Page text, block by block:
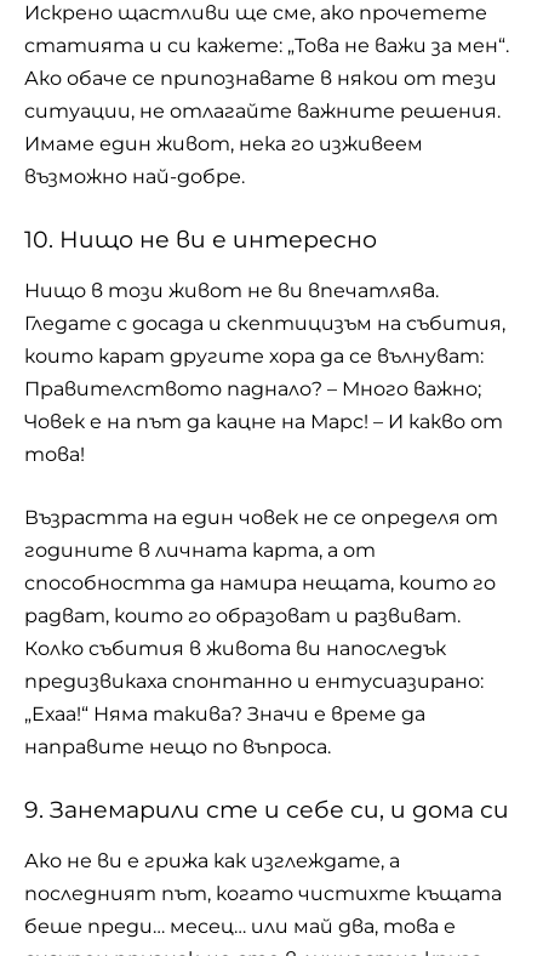
Искрено щастливи ще сме, ако прочетете
статията и си кажете: „Това не важи за мен“.
Ако обаче се припознавате в някои от тези
ситуации, не отлагайте важните решения.
Имаме един живот, нека го изживеем
възможно най-добре.
10. Нищо не ви е интересно
Нищо в този живот не ви впечатлява.
Гледате с досада и скептицизъм на събития,
които карат другите хора да се вълнуват:
Правителството паднало? – Много важно;
Човек е на път да кацне на Марс! – И какво от
това!
Възрастта на един човек не се определя от
годините в личната карта, а от
способността да намира нещата, които го
радват, които го образоват и развиват.
Колко събития в живота ви напоследък
предизвикаха спонтанно и ентусиазирано:
„Ехаа!“ Няма такива? Значи е време да
направите нещо по въпроса.
9. Занемарили сте и себе си, и дома си
Ако не ви е грижа как изглеждате, а
последният път, когато чистихте къщата
беше преди… месец… или май два, това е